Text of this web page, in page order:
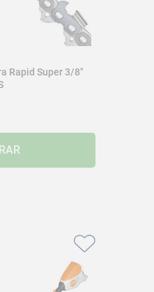
Rapid Super 3/8"